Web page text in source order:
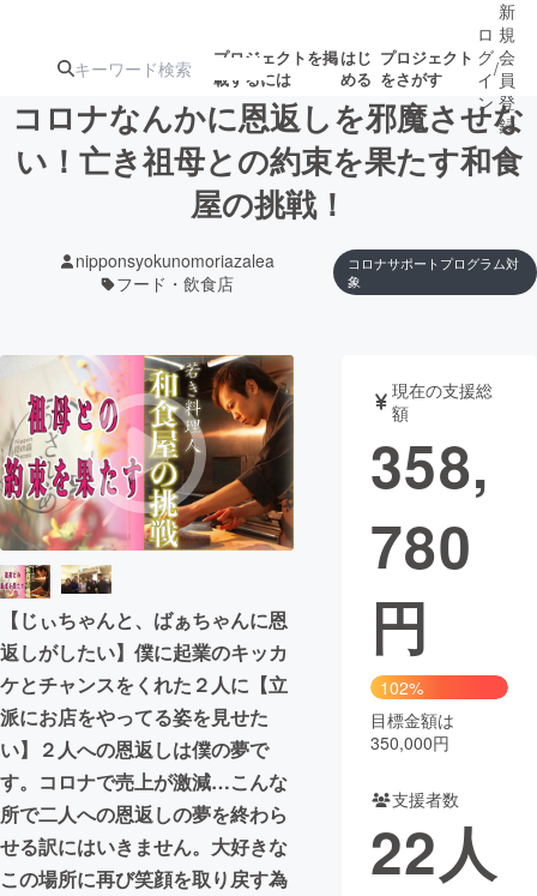
プロジェクトを掲
載するには
はじ
める
プロジェクト
をさがす
注目の新着プロ募集終了が近いプ
テクノロジー・ガジェット ゲーム・サ
映像・映画 書籍・雑誌
ビジネス・起業
CAMPFIRE for Social Good
CAMPFIRE Creation
CAMPFIREふるさと納税machi-ya コミュニティ
ロ
グ
イ
ン
/
新
規
会
員
登
録
コロナなんかに恩返しを邪魔させな
い！亡き祖母との約束を果たす和食
屋の挑戦！
nipponsyokunomoriazalea
フード・飲食店
コロナサポートプログラム対
象
【じぃちゃんと、ばぁちゃんに恩
返しがしたい】僕に起業のキッカ
ケとチャンスをくれた２人に【立
派にお店をやってる姿を見せた
い】２人への恩返しは僕の夢で
す。コロナで売上が激減…こんな
所で二人への恩返しの夢を終わら
せる訳にはいきません。大好きな
この場所に再び笑顔を取り戻す為
現在の支援総
額
358,
780
円
102%
目標金額は
350,000円
支援者数
22人